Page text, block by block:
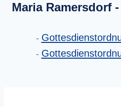
Maria Ramersdorf